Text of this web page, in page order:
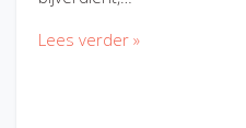
Lees verder »